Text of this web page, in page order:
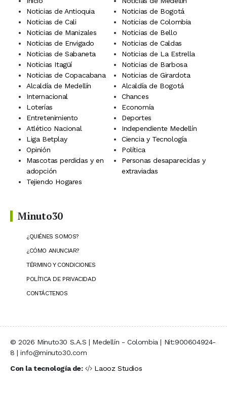
Noticias de Antioquia
Noticias de Bogotá
Noticias de Cali
Noticias de Colombia
Noticias de Manizales
Noticias de Bello
Noticias de Envigado
Noticias de Caldas
Noticias de Sabaneta
Noticias de La Estrella
Noticias Itagüí
Noticias de Barbosa
Noticias de Copacabana
Noticias de Girardota
Alcaldía de Medellín
Alcaldía de Bogotá
Internacional
Chances
Loterías
Economía
Entretenimiento
Deportes
Atlético Nacional
Independiente Medellín
Liga Betplay
Ciencia y Tecnología
Opinión
Política
Mascotas perdidas y en
adopción
Personas desaparecidas y
extraviadas
Tejiendo Hogares
Minuto30
¿QUIÉNES SOMOS?
¿CÓMO ANUNCIAR?
TÉRMINO Y CONDICIONES
POLÍTICA DE PRIVACIDAD
CONTÁCTENOS
© 2026 Minuto30 S.A.S | Medellín - Colombia | Nit:900604924-
8 | info@minuto30.com
Con la tecnología de:
Laooz Studios